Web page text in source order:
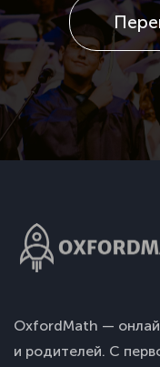
OxfordMath —
и родителей. С